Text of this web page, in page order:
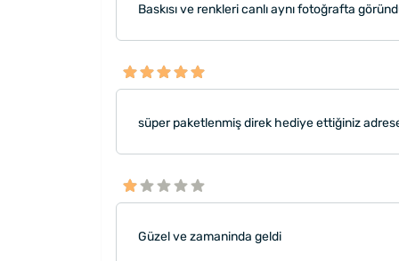
Baskısı ve renkleri canlı aynı fotoğrafta
süper paketlenmiş direk hediye ettiğiniz
Güzel ve zamaninda geldi